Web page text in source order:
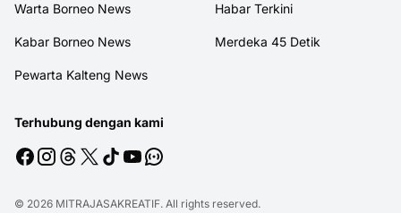
Warta Borneo News Habar Terkini
Kabar Borneo News Merdeka 45 Detik
Pewarta Kalteng News
Terhubung dengan kami
© 2026 MITRAJASAKREATIF. All rights reserved.